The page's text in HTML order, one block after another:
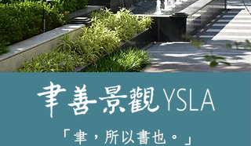
「聿，所以書也。」